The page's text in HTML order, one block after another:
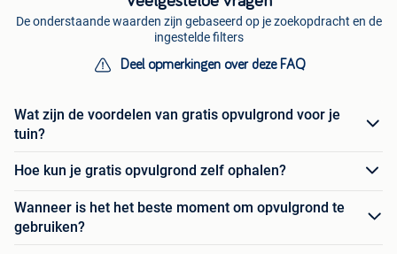
De onderstaande waarden zijn gebaseerd op je zoekopdracht en de
ingestelde filters
Deel opmerkingen over deze FAQ
Wat zijn de voordelen van gratis opvulgrond voor je
tuin?
Hoe kun je gratis opvulgrond zelf ophalen?
Wanneer is het het beste moment om opvulgrond te
gebruiken?